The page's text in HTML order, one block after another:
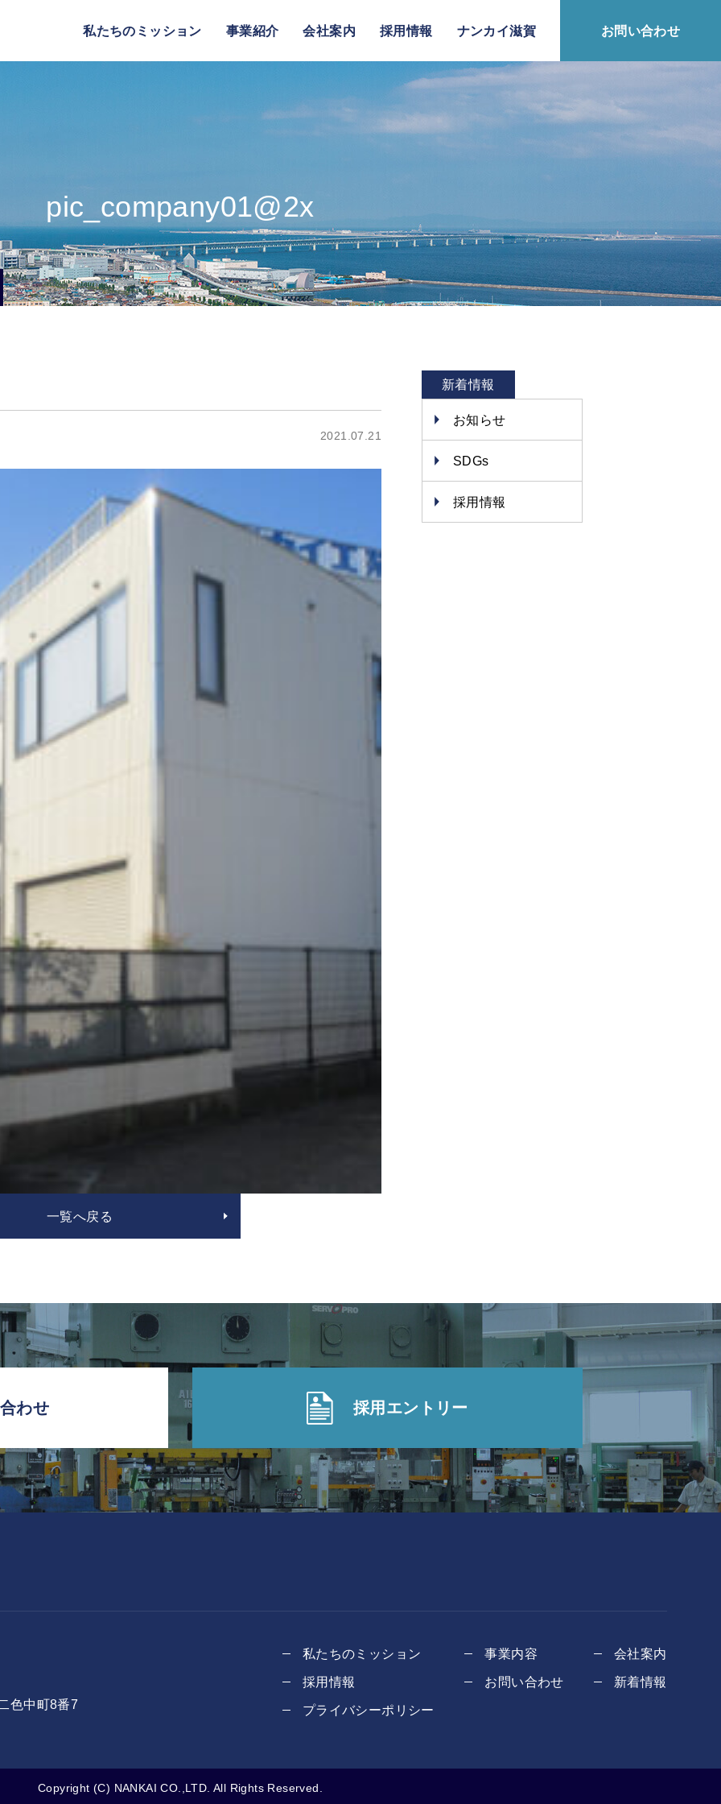
私たちのミッション 事業紹介 会社案内 採用情報 ナンカイ滋賀 お問い合わせ
pic_company01@2x
2021.07.21
一覧へ戻る
新着情報
お知らせ
SDGs
採用情報
わせ 採用エントリー
色中町8番7
私たちのミッション 事業内容 会社案内
採用情報 お問い合わせ 新着情報
プライバシーポリシー
Copyright (C) NANKAI CO.,LTD. All Rights Reserved.